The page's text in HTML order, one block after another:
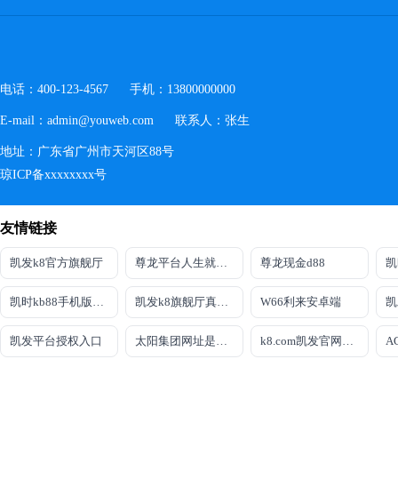
电话：400-123-4567 手机：13800000000
E-mail：admin@youweb.com 联系人：张生
地址：广东省广州市天河区88号
琼ICP备xxxxxxxx号
友情链接
凯发k8官方旗舰厅 尊龙平台人生就是博官网下载 尊龙现金d88
凯时kb88手机版在线登录 凯发k8旗舰厅真人版下载 W66利来安卓端
凯发平台授权入口 太阳集团网址是多少 k8.com凯发官网手机版下载